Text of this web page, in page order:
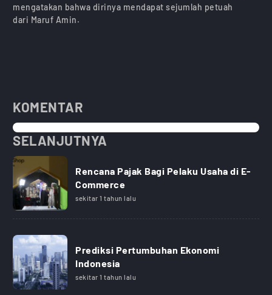
mengatakan bahwa dirinya mendapat sejumlah petuah
dari Maruf Amin.
KOMENTAR
SELANJUTNYA
Rencana Pajak Bagi Pelaku Usaha di E-
Commerce
sekitar 1 tahun lalu
Prediksi Pertumbuhan Ekonomi
Indonesia
sekitar 1 tahun lalu